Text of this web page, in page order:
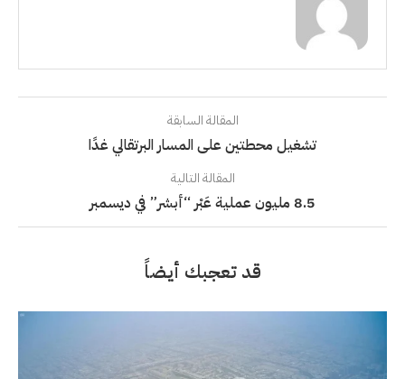
المقالة السابقة
تشغيل محطتين على المسار البرتقالي غدًا
المقالة التالية
8.5 مليون عملية عَبْر “أبشر” في ديسمبر
قد تعجبك أيضاً